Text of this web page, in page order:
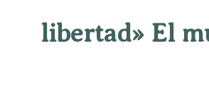
libertad» El